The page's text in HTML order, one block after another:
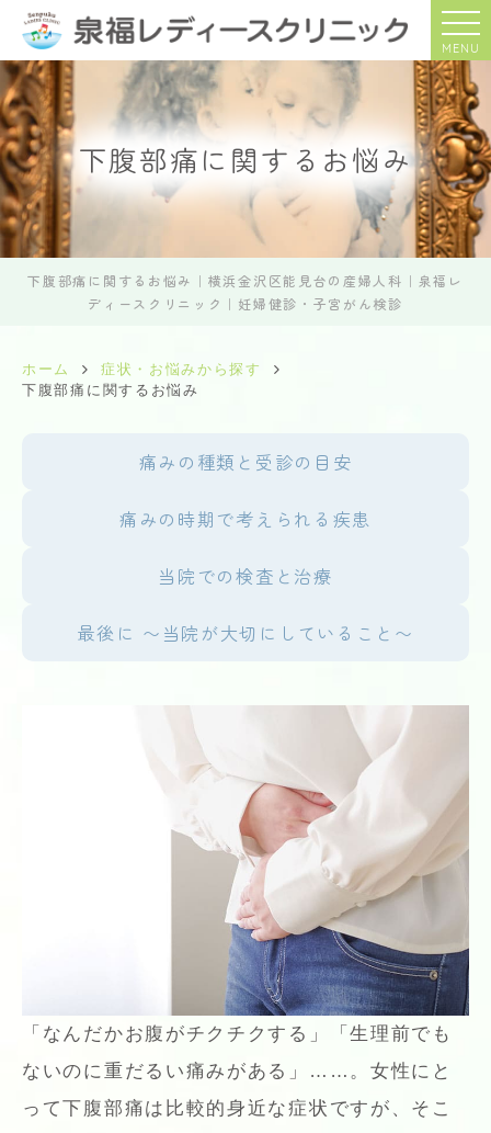
MENU
下腹部痛に関するお悩み
下腹部痛に関するお悩み｜横浜金沢区能見台の産婦人科｜泉福レ
ディースクリニック｜妊婦健診・子宮がん検診
ホーム
症状・お悩みから探す
下腹部痛に関するお悩み
痛みの種類と受診の目安
痛みの時期で考えられる疾患
当院での検査と治療
最後に 〜当院が大切にしていること〜
「なんだかお腹がチクチクする」「生理前でも
ないのに重だるい痛みがある」……。女性にと
って下腹部痛は比較的身近な症状ですが、そこ